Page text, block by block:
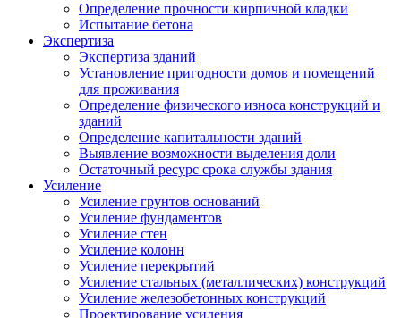
Определение прочности кирпичной кладки
Испытание бетона
Экспертиза
Экспертиза зданий
Установление пригодности домов и помещений
для проживания
Определение физического износа конструкций и
зданий
Определение капитальности зданий
Выявление возможности выделения доли
Остаточный ресурс срока службы здания
Усиление
Усиление грунтов оснований
Усиление фундаментов
Усиление стен
Усиление колонн
Усиление перекрытий
Усиление стальных (металлических) конструкций
Усиление железобетонных конструкций
Проектирование усиления